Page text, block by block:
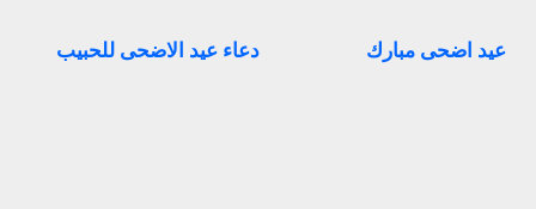
عيد اضحى مبارك دعاء عيد الاضحى للحبيب